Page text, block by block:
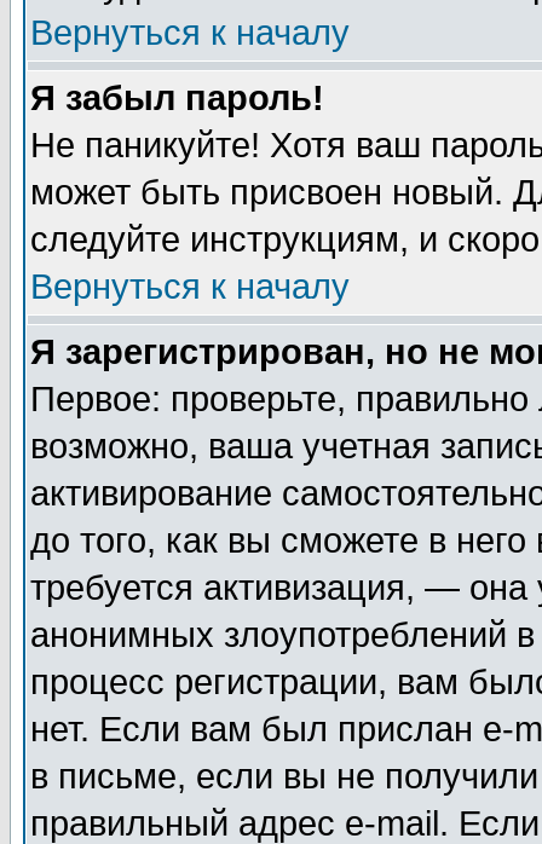
Вернуться к началу
Я забыл пароль!
Не паникуйте! Хотя ваш
может быть присвоен новый.
следуйте инструкциям, и
Вернуться к началу
Я зарегистрирован, но не
Первое: проверьте,
возможно, ваша учетная
активирование
до того, как вы сможете в
требуется активизация, —
анонимных злоупотреблений
процесс регистрации, вам
нет. Если вам был прислан e-
в письме, если вы не
правильный адрес e-mail.